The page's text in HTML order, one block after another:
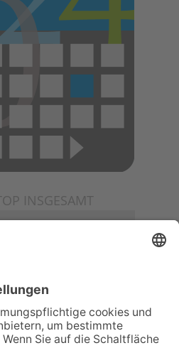
INSGESAMT
führt auch in
der Stadt